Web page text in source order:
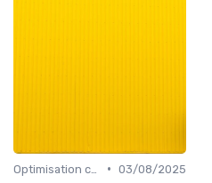
• 03/08/2025